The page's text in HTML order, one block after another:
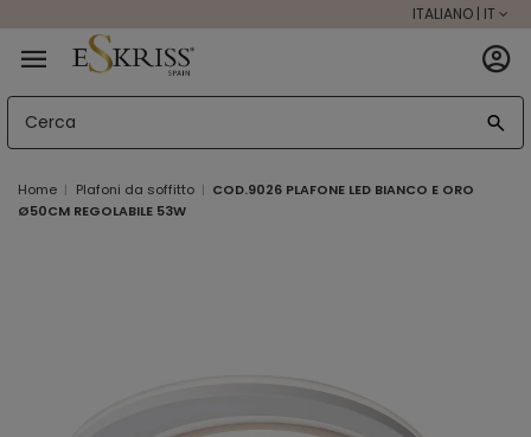
ITALIANO | IT
Home Plafoni da soffitto
COD.9026 PLAFONE LED BIANCO E ORO
Ø50CM REGOLABILE 53W